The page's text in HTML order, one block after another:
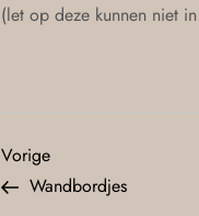
(let op deze kunnen niet
Vorige
Wandbordjes